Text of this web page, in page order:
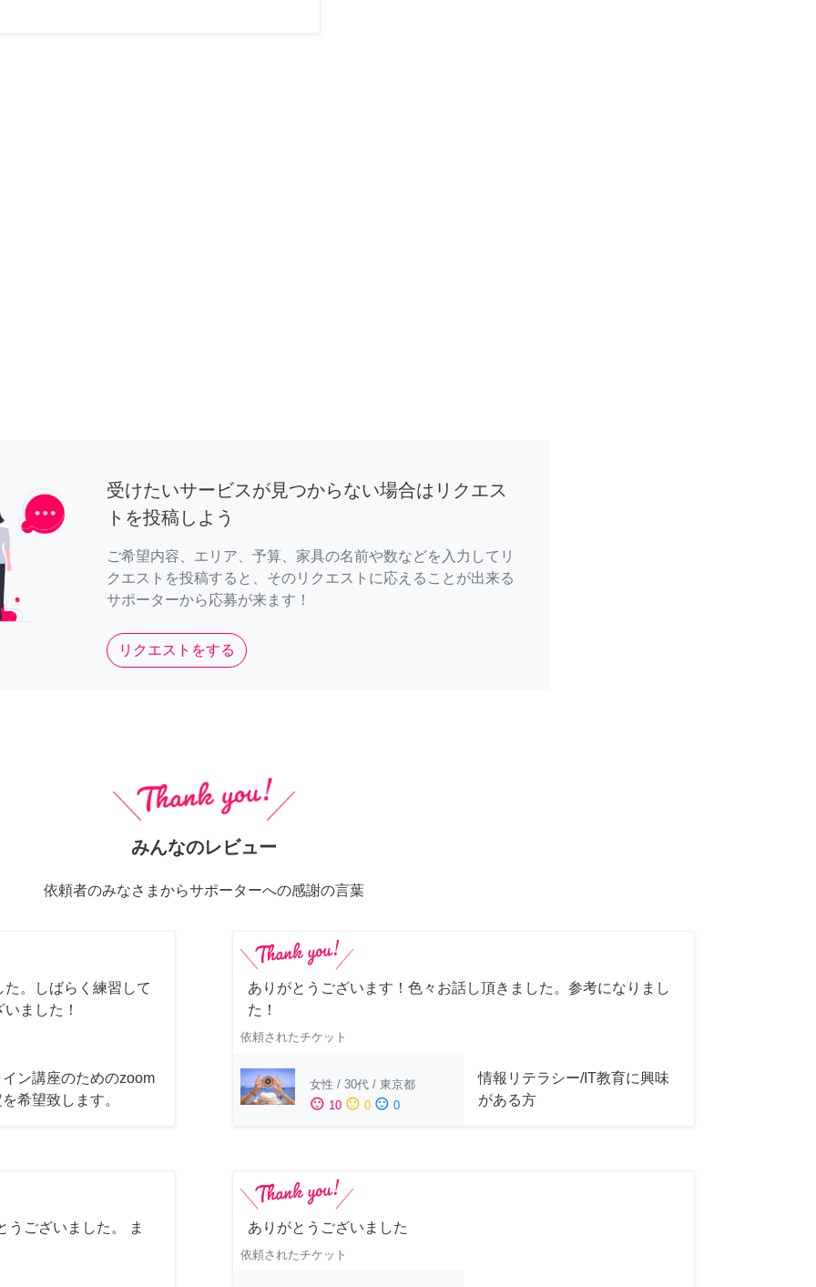
受けたいサービスが見つからない場合はリクエス
トを投稿しよう
ご希望内容、エリア、予算、家具の名前や数などを入力してリ
クエストを投稿すると、そのリクエストに応えることが出来る
サポーターから応募が来ます！
リクエストをする
みんなのレビュー
依頼者のみなさまからサポーターへの感謝の言葉
。しばらく練習して
ました！
イン講座のためのzoom
希望致します。
ありがとうございます！色々お話し頂きました。参考になりまし
た！
依頼されたチケット
女性 / 30代 / 東京都
sentiment_satisfied 10 sentiment_neutral 0 sentiment_dissatisfied 0
情報リテラシー/IT教育に興味
がある方
ございました。 ま
ありがとうございました
依頼されたチケット